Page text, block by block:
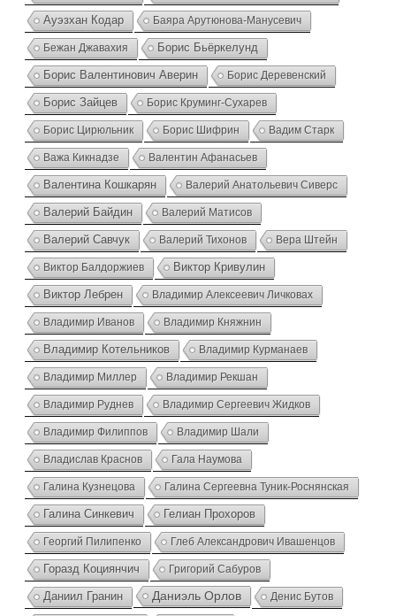
Ауэзхан Кодар Баяра Арутюнова-Манусевич
Бежан Джавахия Борис Бьёркелунд
Борис Валентинович Аверин Борис Деревенский
Борис Зайцев Борис Круминг-Сухарев
Борис Цирюльник Борис Шифрин Вадим Старк
Важа Кикнадзе Валентин Афанасьев
Валентина Кошкарян Валерий Анатольевич Сиверс
Валерий Байдин Валерий Матисов
Валерий Савчук Валерий Тихонов Вера Штейн
Виктор Балдоржиев Виктор Кривулин
Виктор Лебрен Владимир Алексеевич Личковах
Владимир Иванов Владимир Княжнин
Владимир Котельников Владимир Курманаев
Владимир Миллер Владимир Рекшан
Владимир Руднев Владимир Сергеевич Жидков
Владимир Филиппов Владимир Шали
Владислав Краснов Гала Наумова
Галина Кузнецова Галина Сергеевна Туник-Роснянская
Галина Синкевич Гелиан Прохоров
Георгий Пилипенко Глеб Александрович Ивашенцов
Горазд Коциянчич Григорий Сабуров
Даниил Гранин Даниэль Орлов Денис Бутов